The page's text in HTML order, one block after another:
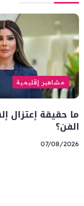
مشاهير إقليمية
ما حقيقة إعتزال
الفن؟
07/08/2026